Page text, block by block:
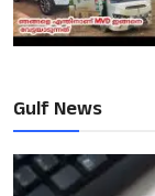
Gulf News